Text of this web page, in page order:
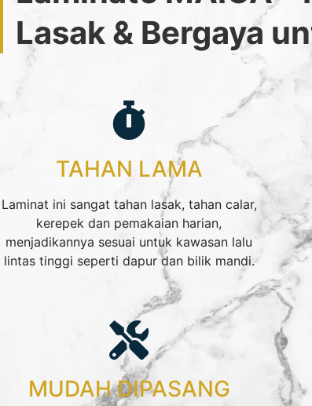
Lasak & Bergaya
TAHAN LAMA
Laminat ini sangat tahan lasak, tahan calar,
kerepek dan pemakaian harian,
menjadikannya sesuai untuk kawasan lalu
lintas tinggi seperti dapur dan bilik mandi.
MUDAH DIPASANG